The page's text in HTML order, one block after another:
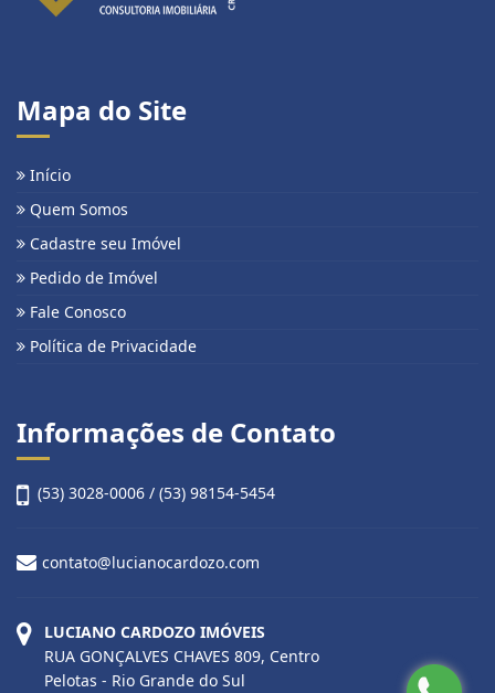
Mapa do Site
Início
Quem Somos
Cadastre seu Imóvel
Pedido de Imóvel
Fale Conosco
Política de Privacidade
Informações de Contato
(53) 3028-0006 / (53) 98154-5454
contato@lucianocardozo.com
LUCIANO CARDOZO IMÓVEIS
RUA GONÇALVES CHAVES 809, Centro
Pelotas - Rio Grande do Sul